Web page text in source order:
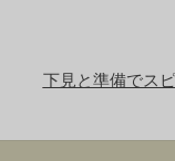
事:
次
下見と準備でス